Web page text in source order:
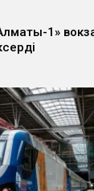
1»